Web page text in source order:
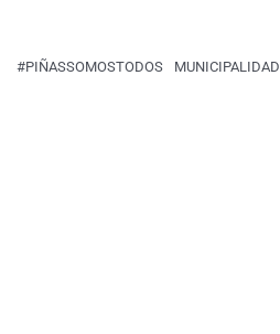
#PIÑASSOMOSTODOS MUNICIPALIDAD